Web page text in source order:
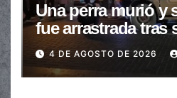
Una perra murió y
fue arrastrada tras
en la senda
4 DE AGOSTO DE 2026